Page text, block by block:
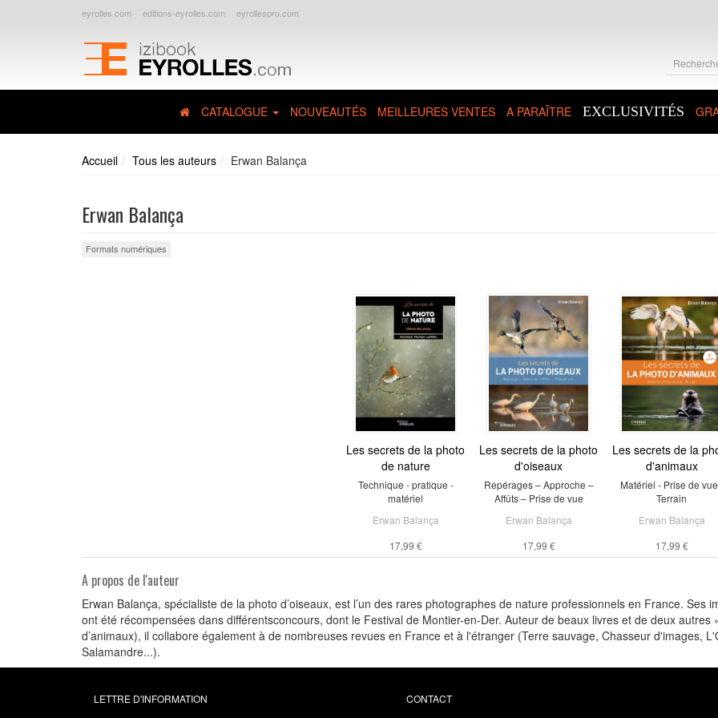
eyrolles.com editions-eyrolles.com eyrollespro.com
CATALOGUE NOUVEAUTÉS MEILLEURES VENTES A PARAÎTRE EXCLUSIVITÉS
Accueil Tous les auteurs Erwan Balança
Erwan Balança
Formats numériques
Les secrets de la photo
de nature
Technique - pratique -
matériel
Erwan Balança
17,99 €
Les secrets de la photo
d'oiseaux
Repérages – Approche –
Affûts – Prise de vue
Erwan Balança
17,99 €
Les secrets de la
d'animaux
Matériel - Prise de
Terrain
Erwan Balança
17,99 €
A propos de l'auteur
Erwan Balança, spécialiste de la photo d’oiseaux, est l’un des rares photographes de nature professionnels en France. Ses
ont été récompensées dans différentsconcours, dont le Festival de Montier-en-Der. Auteur de beaux livres et de deux
d’animaux), il collabore également à de nombreuses revues en France et à l'étranger (Terre sauvage, Chasseur d'images,
Salamandre...).
LETTRE D'INFORMATION CONTACT